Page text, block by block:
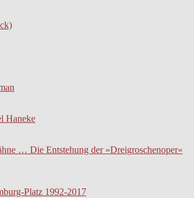
Haneke
… Die Entstehung der »Dreigroschenoper«
Platz 1992-2017